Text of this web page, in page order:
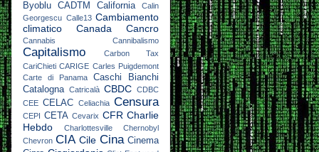
Byoblu
CADTM California
Calin
Georgescu Calle13 Cambiamento
climatico
Canada Cancro
Cannabis Cannibalismo
Capitalismo
Carbon Tax
CariChieti CARIGE Carles Puigdemont
Carte di Panama
Caschi Bianchi
Catalogna Catricalà CBDC CDBC
CEE CELAC Celiachia Censura
CEPI CETA Cevarix CFR Charlie
Hebdo
Charlottesville
Chernobyl
Chevron CIA Cile Cina Cinema